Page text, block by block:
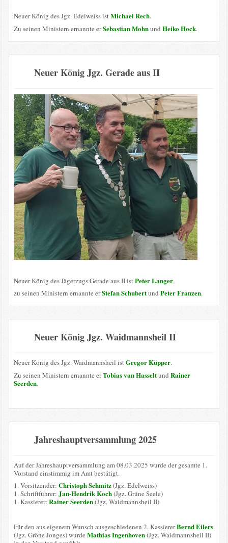
Neuer König des Jgz. Edelweiss istMichael Rech.
Zu seinen Ministern ernannte erSebastian Mohnund Heiko Hock.
Neuer König Jgz. Gerade aus II
Neuer König des Jägerzugs Gerade aus II istPeter Langer,
zu seinen Ministern ernannte erStefan Schubertund Peter Franzen.
Neuer König Jgz. Waidmannsheil II
Neuer König des Jgz. Waidmannsheil istGregor Küpper.
Zu seinen Ministern ernannte erTobias van Hasseltund Rainer
Seerden.
Jahreshauptversammlung 2025
Auf der Jahreshauptversammlung am 08.03.2025 wurde der gesamte 1.
Vorstand einstimmig im Amt bestätigt.
1. Vorsitzender: Christoph Schmitz(Jgz. Edelweiss)
1. Schriftführer: Jan-Hendrik Koch(Jgz. Grüne Seele)
1. Kassierer: Rainer Seerden(Jgz. Waidmannsheil II)
Für den aus eigenem Wunsch ausgeschiedenen 2. KassiererBernd Eilers
(Jgz. Gröne Jonges) wurde Mathias Ingenhoven(Jgz. Waidmannsheil II)